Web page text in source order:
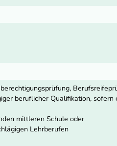
beruflicher Qualifikation,
mittleren Schule oder
Lehrberufen